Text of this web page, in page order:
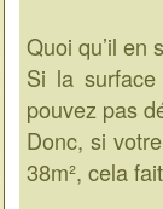
Quoi qu’il en
Si la
pouvez pas
Donc, si
38m², cela